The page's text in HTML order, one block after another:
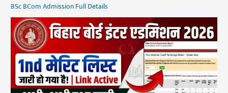
BSc BCom Admission Full Details